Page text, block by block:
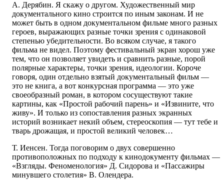
А. Дерябин. Я скажу о другом. Художественный мир
документального кино строится по иным законам. И не
может быть в одном документальном фильме много разных
героев, выражающих разные точки зрения с одинаковой
степенью убедительности. Во всяком случае, я такого
фильма не видел. Поэтому фестивальный экран хорош уже
тем, что он позволяет увидеть и сравнить разные, порой
полярные характеры, точки зрения, идеологии. Короче
говоря, один отдельно взятый документальный фильм —
это не книга, а вот конкурсная программа — это уже
своеобразный роман, в котором сосуществуют такие
картины, как «Простой рабочий парень» и «Извините, что
живу». И только из сопоставления разных экранных
историй возникает некий объем, стереоскопия — тут тебе и
тварь дрожащая, и простой великий человек…
Т. Иенсен. Тогда поговорим о двух совершенно
противоположных по подходу к кинодокументу фильмах —
«Взгляды. Феноменология» Д. Сидорова и «Пассажиры
минувшего столетия» В. Олендера.